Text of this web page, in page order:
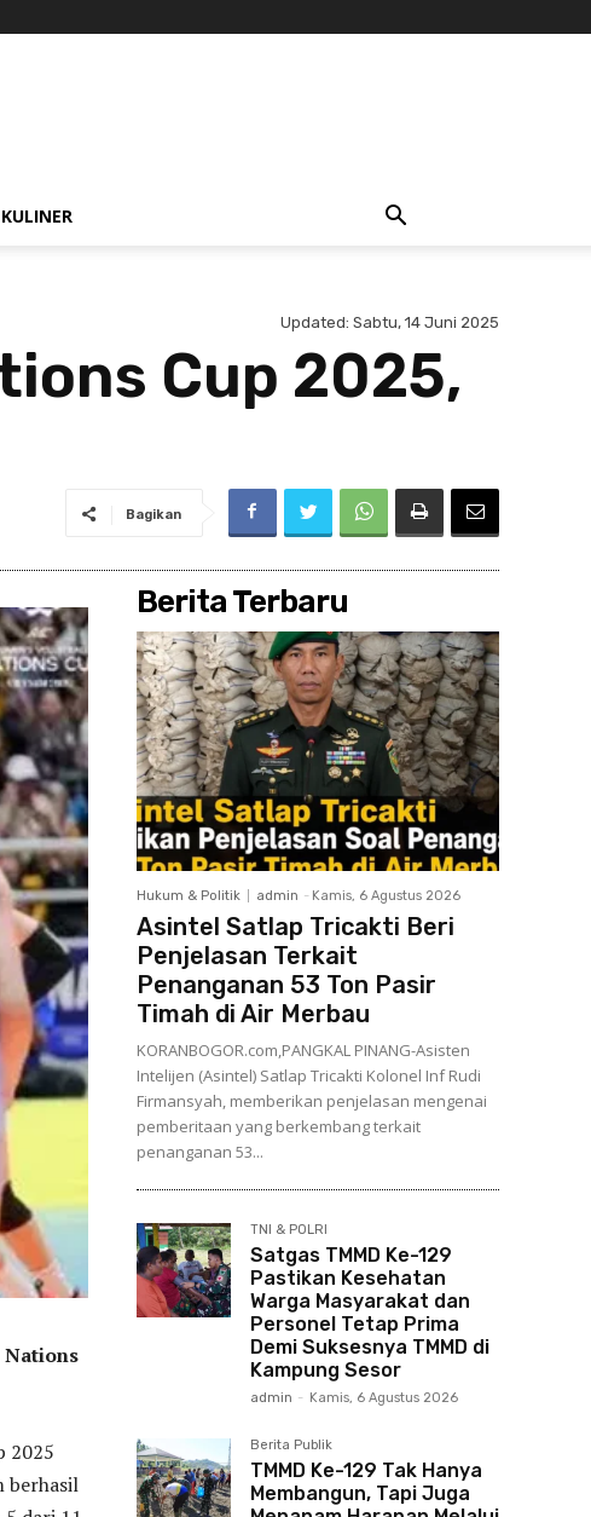
KULINER
Updated: Sabtu, 14 Juni 2025
Cup 2025,
Bagikan
Nations
2025
berhasil
Berita Terbaru
Hukum & Politik admin - Kamis, 6 Agustus 2026
Asintel Satlap Tricakti Beri
Penjelasan Terkait
Penanganan 53 Ton Pasir
Timah di Air Merbau
KORANBOGOR.com,PANGKAL PINANG-Asisten
Intelijen (Asintel) Satlap Tricakti Kolonel Inf Rudi
Firmansyah, memberikan penjelasan mengenai
pemberitaan yang berkembang terkait
penanganan 53...
TNI & POLRI
Satgas TMMD Ke-129
Pastikan Kesehatan
Warga Masyarakat dan
Personel Tetap Prima
Demi Suksesnya TMMD di
Kampung Sesor
admin - Kamis, 6 Agustus 2026
Berita Publik
TMMD Ke-129 Tak Hanya
Membangun, Tapi Juga